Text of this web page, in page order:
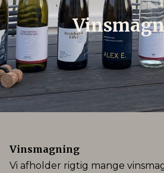
Vinsmagning
Vi afholder rigtig mange